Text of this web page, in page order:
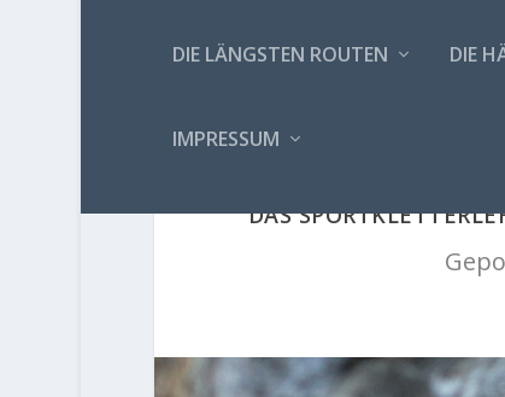
DIE LÄNGSTEN ROUTEN DIE
IMPRESSUM
DAS